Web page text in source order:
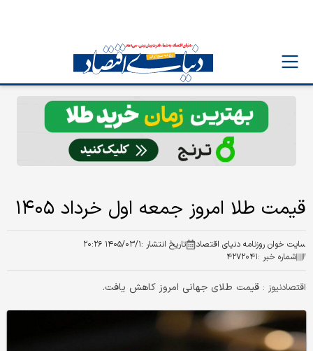
قیمت طلا امروز جمعه اول خرداد ۱۴۰۵
سایت خوان روزنامه دنیای اقتصاد تاریخ انتشار :۱۴۰۵/۰۳/۱ ۲۰:۲۶
شماره خبر :۴۲۷۲۰۴۱
اقتصادنیوز : قیمت طلای جهانی امروز کاهش یافت.